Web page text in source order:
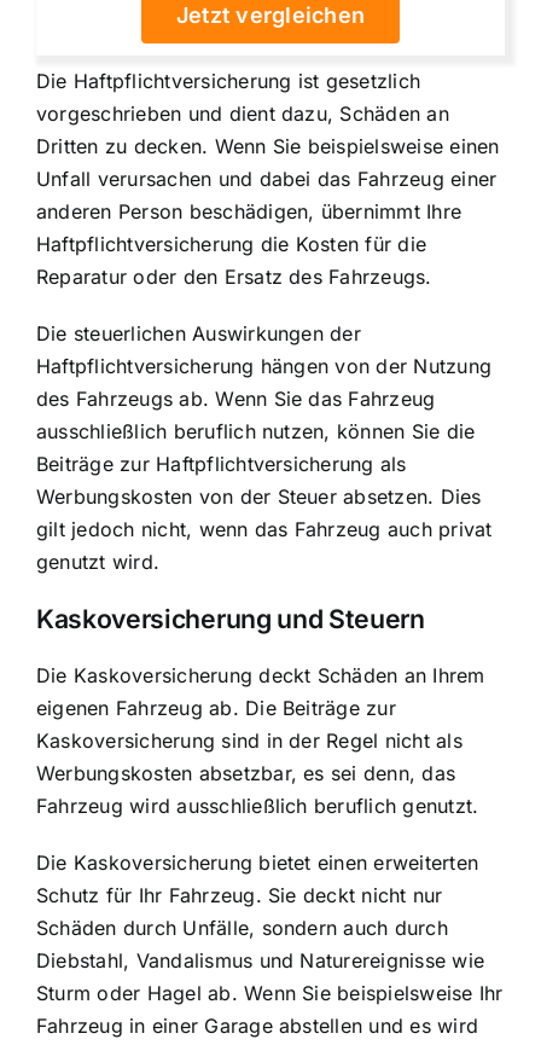
Jetzt vergleichen
Die Haftpflichtversicherung ist gesetzlich
vorgeschrieben und dient dazu, Schäden an
Dritten zu decken. Wenn Sie beispielsweise einen
Unfall verursachen und dabei das Fahrzeug einer
anderen Person beschädigen, übernimmt Ihre
Haftpflichtversicherung die Kosten für die
Reparatur oder den Ersatz des Fahrzeugs.
Die steuerlichen Auswirkungen der
Haftpflichtversicherung hängen von der Nutzung
des Fahrzeugs ab. Wenn Sie das Fahrzeug
ausschließlich beruflich nutzen, können Sie die
Beiträge zur Haftpflichtversicherung als
Werbungskosten von der Steuer absetzen. Dies
gilt jedoch nicht, wenn das Fahrzeug auch privat
genutzt wird.
Kaskoversicherung und Steuern
Die Kaskoversicherung deckt Schäden an Ihrem
eigenen Fahrzeug ab. Die Beiträge zur
Kaskoversicherung sind in der Regel nicht als
Werbungskosten absetzbar, es sei denn, das
Fahrzeug wird ausschließlich beruflich genutzt.
Die Kaskoversicherung bietet einen erweiterten
Schutz für Ihr Fahrzeug. Sie deckt nicht nur
Schäden durch Unfälle, sondern auch durch
Diebstahl, Vandalismus und Naturereignisse wie
Sturm oder Hagel ab. Wenn Sie beispielsweise Ihr
Fahrzeug in einer Garage abstellen und es wird